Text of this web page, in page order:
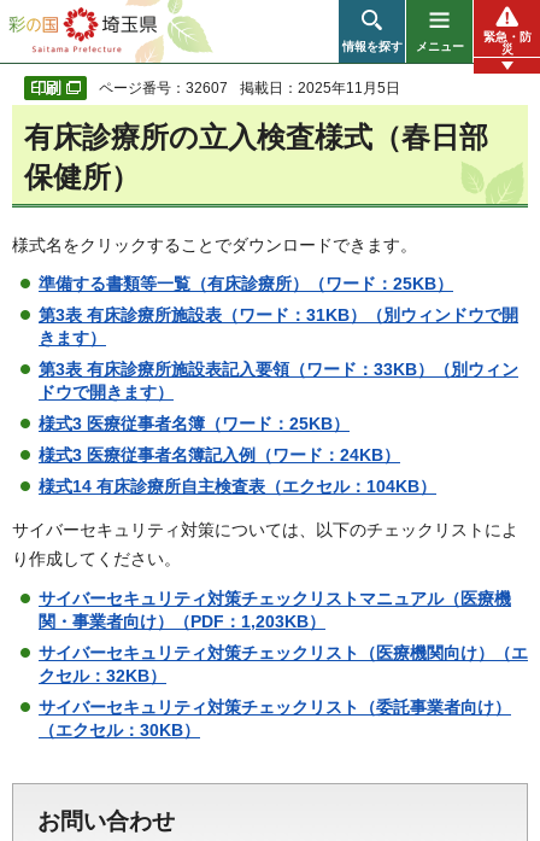
彩の国 埼玉県
情報を探す メニュー
緊急・防
災
ページ番号：32607 掲載日：2025年11月5日
有床診療所の立入検査様式（春日部
保健所）
様式名をクリックすることでダウンロードできます。
準備する書類等一覧（有床診療所）（ワード：25KB）
第3表 有床診療所施設表 （ワード：31KB）（別ウィンドウで開
きます）
第3表 有床診療所施設表記入要領（ワード：33KB）（別ウィン
ドウで開きます）
様式3 医療従事者名簿（ワード：25KB）
様式3 医療従事者名簿記入例（ワード：24KB）
様式14 有床診療所自主検査表（エクセル：104KB）
サイバーセキュリティ対策については、以下のチェックリストによ
り作成してください。
サイバーセキュリティ対策チェックリストマニュアル（医療機
関・事業者向け）（PDF：1,203KB）
サイバーセキュリティ対策チェックリスト（医療機関向け）（エ
クセル：32KB）
サイバーセキュリティ対策チェックリスト（委託事業者向け）
（エクセル：30KB）
お問い合わせ